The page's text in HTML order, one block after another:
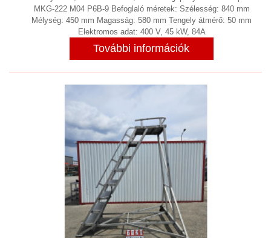
FAIPARI GÉPEK (5)
FELÜLETKEZELÉS ,FESTŐKABIN
FÉMDETEKTOR (2)
FÉMGŐZÖLÉS PVD TECHNOLÓGIA
FÉMMEGMUNKÁLÁS
FORGÁCS KIHORDÓ, FORGÁCS
CENTRIFUGA LEVÁLASZTÓ
(3)
FREKVENCIAVÁLTÓ, INDÍTÓ
ELLENÁLLÁS (13)
FRÖCCSÖNTŐ BERENDEZÉS (20)
MKG-222 M04 P6B-9 Befoglaló méretek: Szélesség: 840 mm
Mélység: 450 mm Magasság: 580 mm Tengely átmérő: 50 mm
Elektromos adat: 400 V, 45 kW, 84A
További információk